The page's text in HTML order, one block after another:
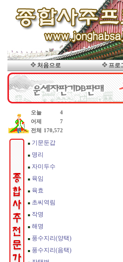
처음으로 프로